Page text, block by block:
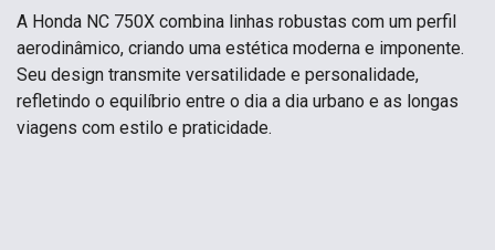
A Honda NC 750X combina linhas robustas com um perfil
aerodinâmico, criando uma estética moderna e imponente.
Seu design transmite versatilidade e personalidade,
refletindo o equilíbrio entre o dia a dia urbano e as longas
viagens com estilo e praticidade.